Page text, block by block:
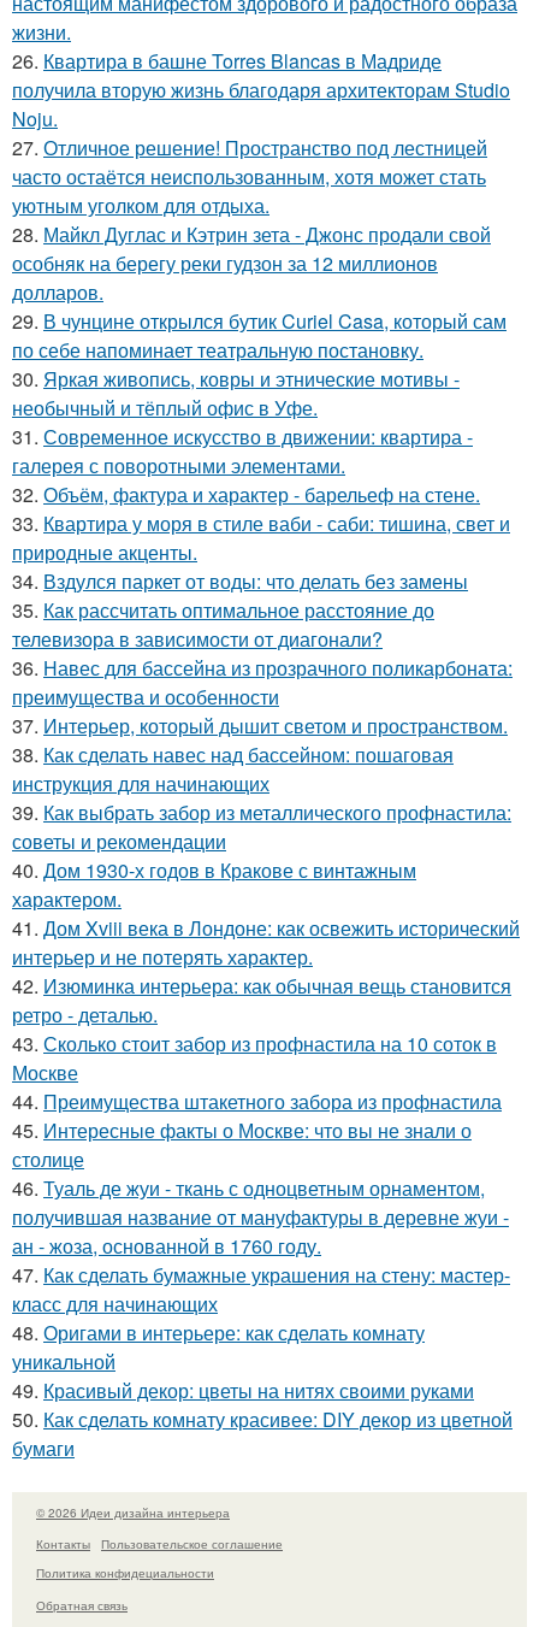
жизни.
26. Квартира в башне Torres Blancas в Мадриде
получила вторую жизнь благодаря архитекторам Studio
Noju.
27. Отличное решение! Пространство под лестницей
часто остаётся неиспользованным, хотя может стать
уютным уголком для отдыха.
28. Майкл Дуглас и Кэтрин зета - Джонс продали свой
особняк на берегу реки гудзон за 12 миллионов
долларов.
29. В чунцине открылся бутик Curiel Casa, который сам
по себе напоминает театральную постановку.
30. Яркая живопись, ковры и этнические мотивы -
необычный и тёплый офис в Уфе.
31. Современное искусство в движении: квартира -
галерея с поворотными элементами.
32. Объём, фактура и характер - барельеф на стене.
33. Квартира у моря в стиле ваби - саби: тишина, свет и
природные акценты.
34. Вздулся паркет от воды: что делать без замены
35. Как рассчитать оптимальное расстояние до
телевизора в зависимости от диагонали?
36. Навес для бассейна из прозрачного поликарбоната:
преимущества и особенности
37. Интерьер, который дышит светом и пространством.
38. Как сделать навес над бассейном: пошаговая
инструкция для начинающих
39. Как выбрать забор из металлического профнастила:
советы и рекомендации
40. Дом 1930-х годов в Кракове с винтажным
характером.
41. Дом Xviii века в Лондоне: как освежить исторический
интерьер и не потерять характер.
42. Изюминка интерьера: как обычная вещь становится
ретро - деталью.
43. Сколько стоит забор из профнастила на 10 соток в
Москве
44. Преимущества штакетного забора из профнастила
45. Интересные факты о Москве: что вы не знали о
столице
46. Туаль де жуи - ткань с одноцветным орнаментом,
получившая название от мануфактуры в деревне жуи -
ан - жоза, основанной в 1760 году.
47. Как сделать бумажные украшения на стену: мастер-
класс для начинающих
48. Оригами в интерьере: как сделать комнату
уникальной
49. Красивый декор: цветы на нитях своими руками
50. Как сделать комнату красивее: DIY декор из цветной
бумаги
© 2026 Идеи дизайна интерьера
Контакты
Пользовательское соглашение
Политика конфидециальности
Обратная связь